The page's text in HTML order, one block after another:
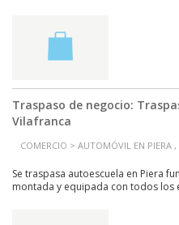
Traspaso de negocio:
Vilafranca
COMERCIO > AUTOMÓVIL EN PIERA ,
Se traspasa autoescuela en Piera
montada y equipada con todos los